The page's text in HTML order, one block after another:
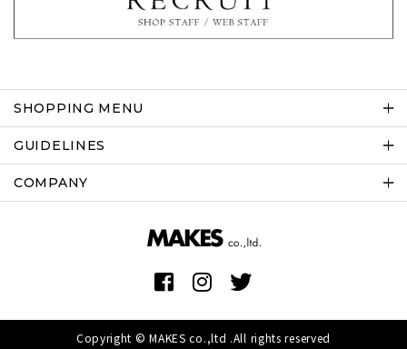
SHOPPING MENU
GUIDELINES
COMPANY
Copyright © MAKES co.,ltd .All rights reserved